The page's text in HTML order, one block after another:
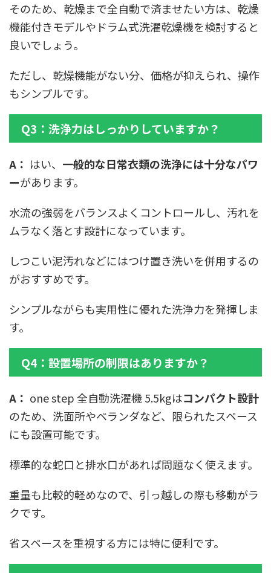
そのため、乾燥まで全自動で済ませたい方は、乾燥
機能付きモデルやドラム式洗濯乾燥機を検討すると
良いでしょう。
ただし、乾燥機能がない分、価格が抑えられ、操作
もシンプルです。
Q3：洗浄力はしっかりしていますか？
A： はい、 一般的な日常衣類の洗浄には十分なパワ
ーがあります。
水流の強弱をバランスよくコントロールし、汚れを
ムラなく落とす設計になっています。
しつこい泥汚れなどにはつけ置き洗いを併用するの
がおすすめです。
シンプルながらも実用性に優れた洗浄力を発揮しま
す。
Q4：設置場所の制限はありますか？
A： one step 全自動洗濯機 5.5kgはコンパクト設計
のため、洗面所やベランダなど、限られたスペース
にも設置可能です。
標準的な蛇口と排水口があれば問題なく使えます。
重量も比較的軽めなので、引っ越しの際も移動がラ
クです。
省スペースを重視する方には特に便利です。